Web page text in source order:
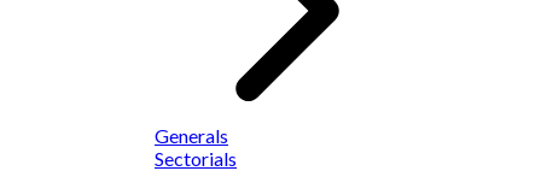
Generals
Sectorials